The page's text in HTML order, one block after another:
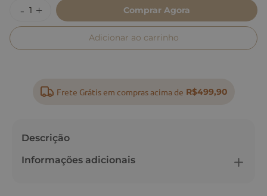
Comprar Agora
Adicionar ao carrinho
Frete Grátis em compras acima de R$499,90
Descrição
Informações adicionais